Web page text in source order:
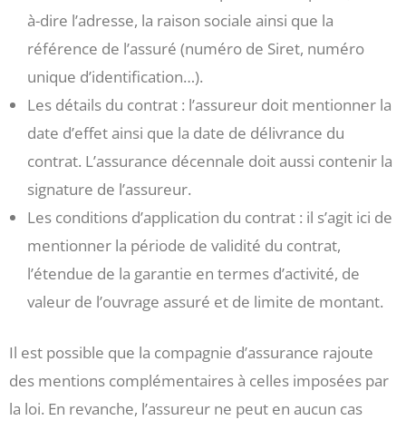
à-dire l’adresse, la raison sociale ainsi que la
référence de l’assuré (numéro de Siret, numéro
unique d’identification…).
Les détails du contrat : l’assureur doit mentionner la
date d’effet ainsi que la date de délivrance du
contrat. L’assurance décennale doit aussi contenir la
signature de l’assureur.
Les conditions d’application du contrat : il s’agit ici de
mentionner la période de validité du contrat,
l’étendue de la garantie en termes d’activité, de
valeur de l’ouvrage assuré et de limite de montant.
Il est possible que la compagnie d’assurance rajoute
des mentions complémentaires à celles imposées par
la loi. En revanche, l’assureur ne peut en aucun cas